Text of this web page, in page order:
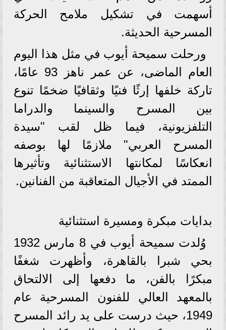
أسهمت في تشكيل ملامح الحركة
المسرحية الحديثة.
ورحلت سميحة أيوب في مثل هذا اليوم
العام الماضى، عن عمر ناهز 93 عامًا،
تاركة خلفها إرثًا فنيًا وثقافيًا ضخمًا تنوع
بين المسرح والسينما والدراما
التلفزيونية، فيما ظل لقب "سيدة
المسرح العربي" ملازمًا لها بوصفه
انعكاسًا لمكانتها الاستثنائية وتأثيرها
الممتد في الأجيال المتعاقبة من الفنانين.
بدايات مبكرة ومسيرة استثنائية
وُلدت سميحة أيوب في 8 مارس 1932
بحي شبرا بالقاهرة، وأظهرت شغفًا
مبكرًا بالفن، ما دفعها إلى الالتحاق
بالمعهد العالي للفنون المسرحية عام
1949، حيث درست على يد رائد المسرح